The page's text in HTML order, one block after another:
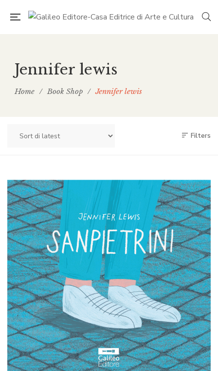
Jennifer lewis
Home / Book Shop / Jennifer lewis
Filters